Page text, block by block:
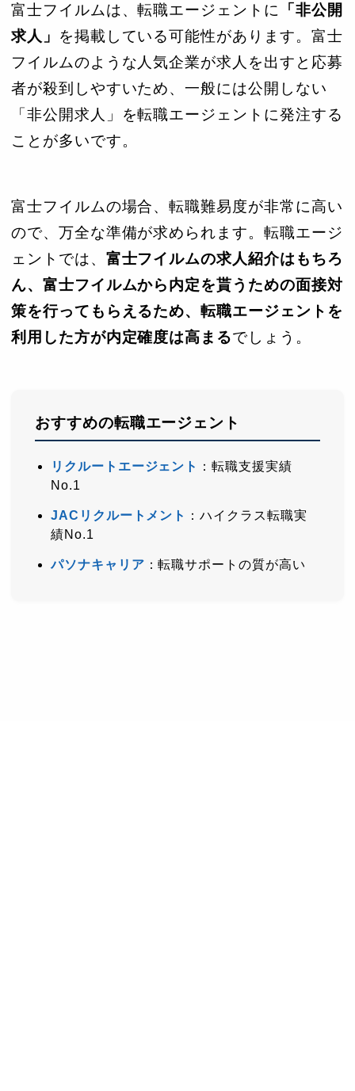
富士フイルムは、転職エージェントに
「非公開
求人」
を掲載している可能性があります。富士
フイルムのような人気企業が求人を出すと応募
者が殺到しやすいため、一般には公開しない
「非公開求人」を転職エージェントに発注する
ことが多いです。
富士フイルムの場合、転職難易度が非常に高い
ので、万全な準備が求められます。転職エージ
ェントでは、 富士フイルムの求人紹介はもちろ
ん、富士フイルムから内定を貰うための面接対
策を行ってもらえるため、転職エージェントを
利用した方が内定確度は高まるでしょう。
おすすめの転職エージェント
リクルートエージェント
：転職支援実績
No.1
JACリクルートメント
：ハイクラス転職実
績No.1
パソナキャリア ：転職サポートの質が高い